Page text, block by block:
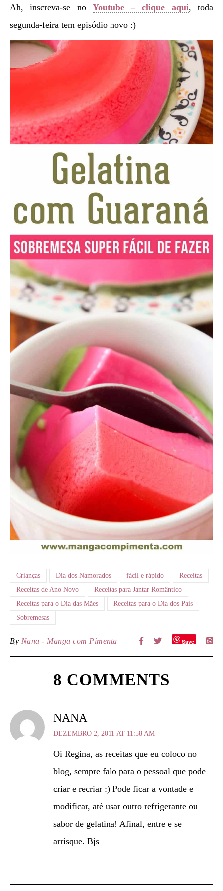
Ah, inscreva-se no Youtube – clique aqui, toda
segunda-feira tem episódio novo :)
Crianças Dia dos Namorados fácil e rápido
Receitas
Receitas de Ano Novo
Receitas para Jantar Romântico
Receitas para o Dia das Mães
Receitas para o Dia dos Pais
Sobremesas
By Nana - Manga com Pimenta Save
8 COMMENTS
NANA
DEZEMBRO 2, 2011 AT 11:58 AM
Oi Regina, as receitas que eu coloco no
blog, sempre falo para o pessoal que pode
criar e recriar :) Pode ficar a vontade e
modificar, até usar outro refrigerante ou
sabor de gelatina! Afinal, entre e se
arrisque. Bjs